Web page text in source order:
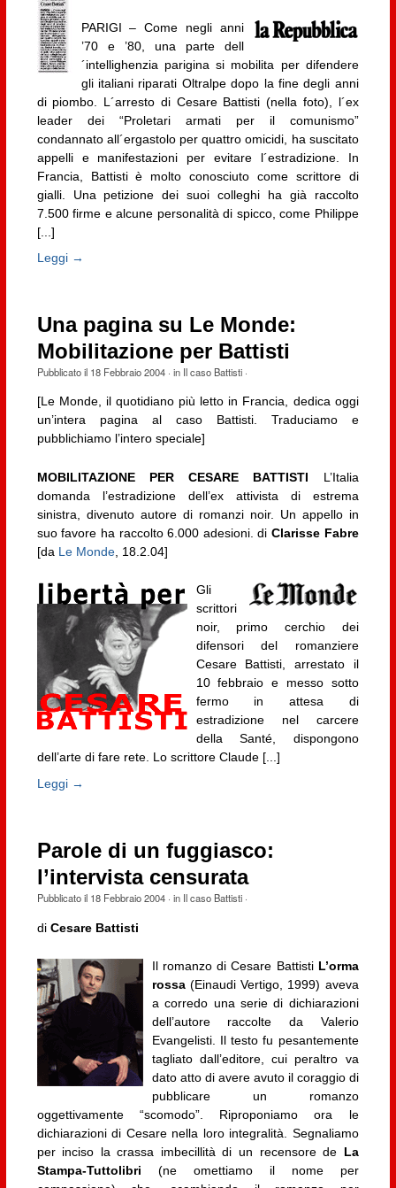
PARIGI – Come negli anni
’70 e ’80, una parte dell
´intellighenzia parigina si mobilita per difendere
gli italiani riparati Oltralpe dopo la fine degli anni
di piombo. L´arresto di Cesare Battisti (nella foto), l´ex
leader dei “Proletari armati per il comunismo”
condannato all´ergastolo per quattro omicidi, ha suscitato
appelli e manifestazioni per evitare l´estradizione. In
Francia, Battisti è molto conosciuto come scrittore di
gialli. Una petizione dei suoi colleghi ha già raccolto
7.500 firme e alcune personalità di spicco, come Philippe
[...]
Leggi →
Una pagina su Le Monde:
Mobilitazione per Battisti
Pubblicato il 18 Febbraio 2004· in Il caso Battisti·
[Le Monde, il quotidiano più letto in Francia, dedica oggi
un’intera pagina al caso Battisti. Traduciamo e
pubblichiamo l’intero speciale]
MOBILITAZIONE PER CESARE BATTISTI L’Italia
domanda l’estradizione dell’ex attivista di estrema
sinistra, divenuto autore di romanzi noir. Un appello in
suo favore ha raccolto 6.000 adesioni. diClarisse Fabre
[da Le Monde, 18.2.04]
Gli
scrittori
noir, primo cerchio dei
difensori del romanziere
Cesare Battisti, arrestato il
10 febbraio e messo sotto
fermo in attesa di
estradizione nel carcere
della Santé, dispongono
dell’arte di fare rete. Lo scrittore Claude [...]
Leggi →
Parole di un fuggiasco:
l’intervista censurata
Pubblicato il 18 Febbraio 2004· in Il caso Battisti·
di Cesare Battisti
Il romanzo di Cesare Battisti L’orma
rossa(Einaudi Vertigo, 1999) aveva
a corredo una serie di dichiarazioni
dell’autore raccolte da Valerio
Evangelisti. Il testo fu pesantemente
tagliato dall’editore, cui peraltro va
dato atto di avere avuto il coraggio di
pubblicare un romanzo
oggettivamente “scomodo”. Riproponiamo ora le
dichiarazioni di Cesare nella loro integralità. Segnaliamo
per inciso la crassa imbecillità di un recensore de La
Stampa-Tuttolibri (ne omettiamo il nome per